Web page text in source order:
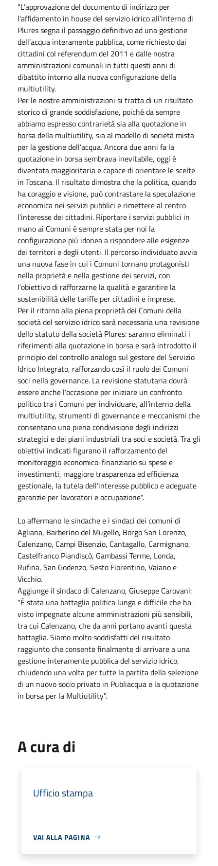
"L’approvazione del documento di indirizzo per
l’affidamento in house del servizio idrico all’interno di
Plures segna il passaggio definitivo ad una gestione
dell’acqua interamente pubblica, come richiesto dai
cittadini col referendum del 2011 e dalle nostra
amministrazioni comunali in tutti questi anni di
dibattito intorno alla nuova configurazione della
multiutility.
Per le nostre amministrazioni si tratta di un risultato
storico di grande soddisfazione, poiché da sempre
abbiamo espresso contrarietà sia alla quotazione in
borsa della multiutility, sia al modello di società mista
per la gestione dell’acqua. Ancora due anni fa la
quotazione in borsa sembrava inevitabile, oggi è
diventata maggioritaria e capace di orientare le scelte
in Toscana. Il risultato dimostra che la politica, quando
ha coraggio e visione, può contrastare la speculazione
economica nei servizi pubblici e rimettere al centro
l’interesse dei cittadini. Riportare i servizi pubblici in
mano ai Comuni è sempre stata per noi la
configurazione più idonea a rispondere alle esigenze
dei territori e degli utenti. Il percorso individuato avvia
una nuova fase in cui i Comuni tornano protagonisti
nella proprietà e nella gestione dei servizi, con
l’obiettivo di rafforzarne la qualità e garantire la
sostenibilità delle tariffe per cittadini e imprese.
Per il ritorno alla piena proprietà dei Comuni della
società del servizio idrico sarà necessaria una revisione
dello statuto della società Plures: saranno eliminati i
riferimenti alla quotazione in borsa e sarà introdotto il
principio del controllo analogo sul gestore del Servizio
Idrico Integrato, rafforzando così il ruolo dei Comuni
soci nella governance. La revisione statutaria dovrà
essere anche l’occasione per iniziare un confronto
politico tra i Comuni per individuare, all’interno della
multiutility, strumenti di governance e meccanismi che
consentano una piena condivisione degli indirizzi
strategici e dei piani industriali tra soci e società. Tra gli
obiettivi indicati figurano il rafforzamento del
monitoraggio economico-finanziario su spese e
investimenti, maggiore trasparenza ed efficienza
gestionale, la tutela dell’interesse pubblico e adeguate
garanzie per lavoratori e occupazione".
Lo affermano le sindache e i sindaci dei comuni di
Agliana, Barberino del Mugello, Borgo San Lorenzo,
Calenzano, Campi Bisenzio, Cantagallo, Carmignano,
Castelfranco Piandiscò, Gambassi Terme, Londa,
Rufina, San Godenzo, Sesto Fiorentino, Vaiano e
Vicchio.
Aggiunge il sindaco di Calenzano, Giuseppe Carovani:
"È stata una battaglia politica lunga e difficile che ha
visto impegnate alcune amministrazioni più sensibili,
tra cui Calenzano, che da anni portano avanti questa
battaglia. Siamo molto soddisfatti del risultato
raggiunto che consente finalmente di arrivare a una
gestione interamente pubblica del servizio idrico,
chiudendo una volta per tutte la partita della selezione
di un nuovo socio privato in Publiacqua e la quotazione
in borsa per la Multiutility".
A cura di
Ufficio stampa
VAI ALLA PAGINA